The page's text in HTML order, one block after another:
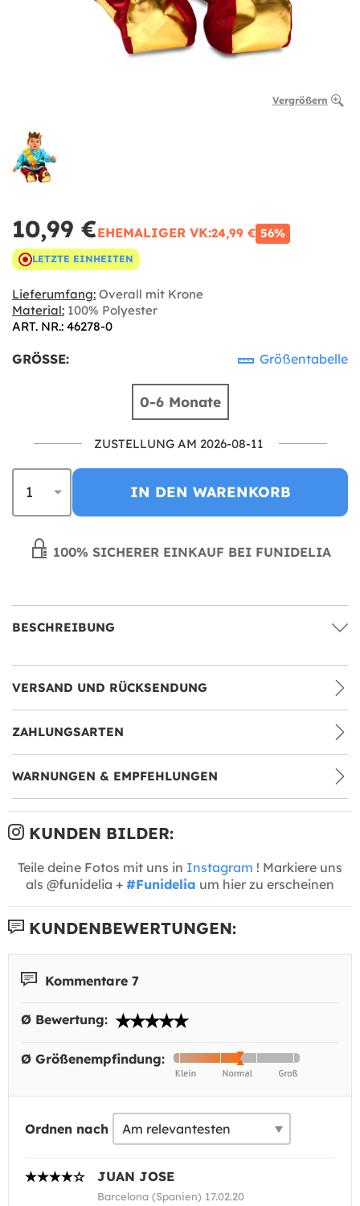
Vergrößern
10,99 €EHEMALIGER VK:24,99 € 56%
LETZTE EINHEITEN
Lieferumfang: Overall mit Krone
Material: 100% Polyester
ART. NR.: 46278-0
GRÖSSE: Größentabelle
0-6 Monate
ZUSTELLUNG AM 2026-08-11
IN DEN WARENKORB
100% SICHERER EINKAUF BEI FUNIDELIA
BESCHREIBUNG
VERSAND UND RÜCKSENDUNG
ZAHLUNGSARTEN
WARNUNGEN & EMPFEHLUNGEN
KUNDEN BILDER:
Teile deine Fotos mit uns in Instagram ! Markiere uns
als @funidelia + #Funidelia um hier zu erscheinen
KUNDENBEWERTUNGEN:
Kommentare 7
Ø Bewertung:
Ø Größenempfindung:
Ordnen nach
JUAN JOSE
Barcelona (Spanien) 17.02.20